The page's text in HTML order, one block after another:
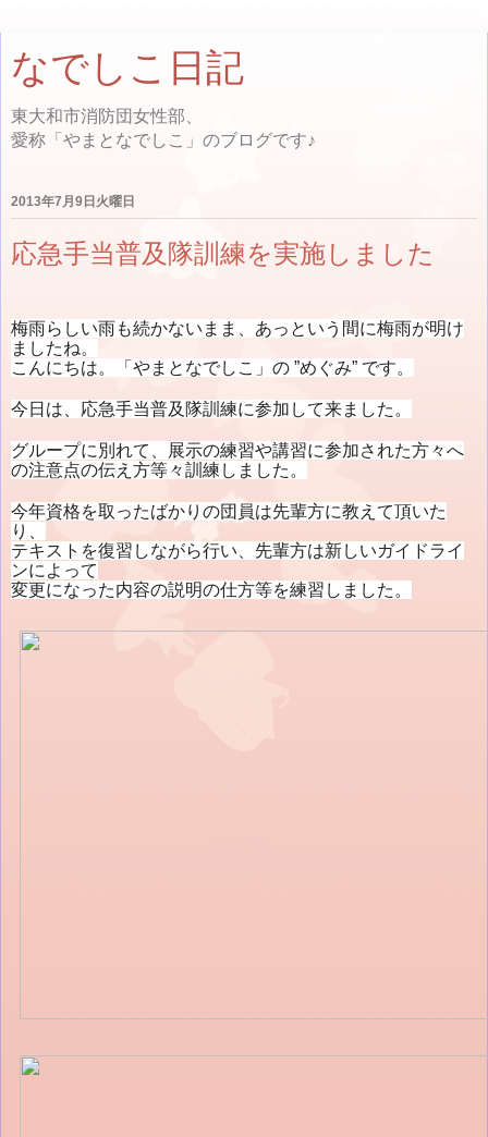
なでしこ日記
東大和市消防団女性部、
愛称「やまとなでしこ」のブログです♪
2013年7月9日火曜日
応急手当普及隊訓練を実施しました
梅雨らしい雨も続かないまま、あっという間に梅雨が明け
ましたね。
こんにちは。「やまとなでしこ」の ”めぐみ” です。
今日は、応急手当普及隊訓練に参加して来ました。
グループに別れて、展示の練習や講習に参加された方々へ
の注意点の伝え方等々訓練しました。
今年資格を取ったばかりの団員は先輩方に教えて頂いた
り、
テキストを復習しながら行い、先輩方は新しいガイドライ
ンによって
変更になった内容の説明の仕方等を練習しました。